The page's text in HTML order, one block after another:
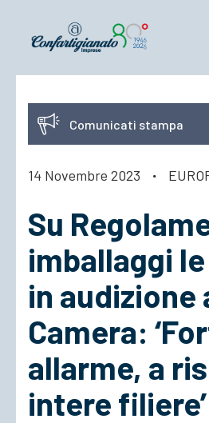
Notizie e Documenti
Confartigianato
Cosa Facciamo
ACCEDI
Comunicati stampa
14 Novembre 2023 ·
Su
imballaggi
in audizione
Camera:
allarme, a
intere filiere’